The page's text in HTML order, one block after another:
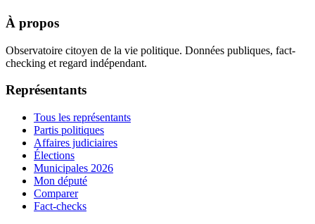
À propos
Observatoire citoyen de la vie politique. Données publiques, fact-
checking et regard indépendant.
Représentants
Tous les représentants
Partis politiques
Affaires judiciaires
Élections
Municipales 2026
Mon député
Comparer
Fact-checks